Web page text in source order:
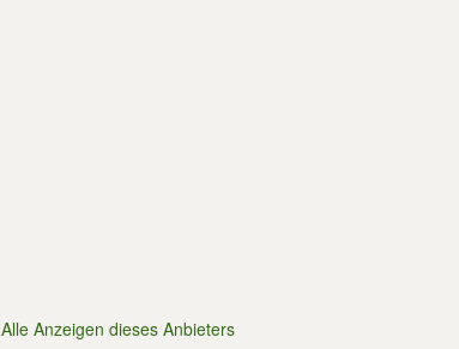
Alle Anzeigen dieses Anbieters